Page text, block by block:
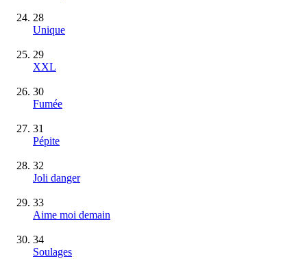
28
Unique
29
XXL
30
Fumée
31
Pépite
32
Joli danger
33
Aime moi demain
34
Soulages